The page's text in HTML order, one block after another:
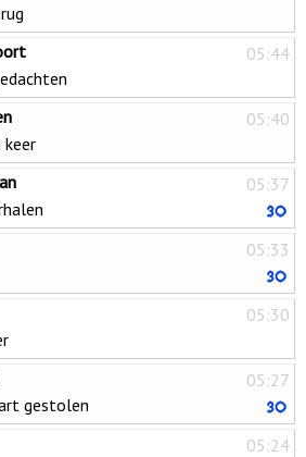
05:44
05:40
keer
05:37
05:33
05:30
05:27
gestolen
05:24